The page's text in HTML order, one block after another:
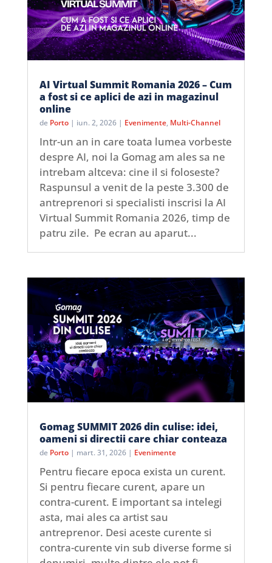
AI Virtual Summit Romania 2026 – Cum
a fost si ce aplici de azi in magazinul
online
de Porto| iun. 2, 2026| Evenimente, Multi-Channel
Intr-un an in care toata lumea vorbeste
despre AI, noi la Gomag am ales sa ne
intrebam altceva: cine il si foloseste?
Raspunsul a venit de la peste 3.300 de
antreprenori si specialisti inscrisi la AI
Virtual Summit Romania 2026, timp de
patru zile. Pe ecran au aparut...
Gomag SUMMIT 2026 din culise: idei,
oameni si directii care chiar conteaza
de Porto| mart. 31, 2026| Evenimente
Pentru fiecare epoca exista un curent.
Si pentru fiecare curent, apare un
contra-curent. E important sa intelegi
asta, mai ales ca artist sau
antreprenor. Desi aceste curente si
contra-curente vin sub diverse forme si